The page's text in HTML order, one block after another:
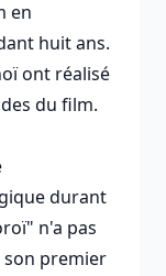
en
huit ans.
ont réalisé
du film.
durant
n'a pas
premier